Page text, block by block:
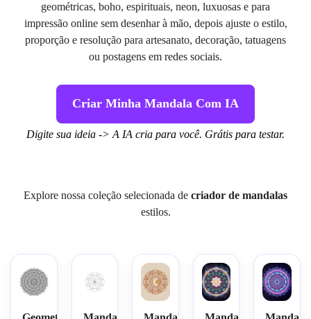
geométricas, boho, espirituais, neon, luxuosas e para
impressão online sem desenhar à mão, depois ajuste o estilo,
proporção e resolução para artesanato, decoração, tatuagens
ou postagens em redes sociais.
Criar Minha Mandala Com IA
Digite sua ideia -> A IA cria para você. Grátis para testar.
Explore nossa coleção selecionada de criador de mandalas
estilos.